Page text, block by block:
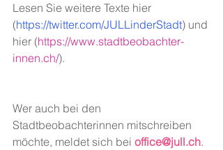
Lesen Sie weitere Texte hier
(https://twitter.com/JULLinderStadt) und
hier (https://www.stadtbeobachter-
innen.ch/).
Wer auch bei den
Stadtbeobachterinnen mitschreiben
möchte, meldet sich bei office@jull.ch.